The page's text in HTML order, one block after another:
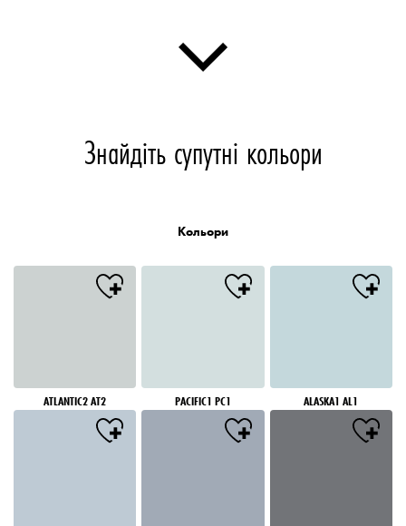
Знайдіть супутні кольори
Кольори
ATLANTIC2 AT2 PACIFIC1 PC1 ALASKA1 AL1